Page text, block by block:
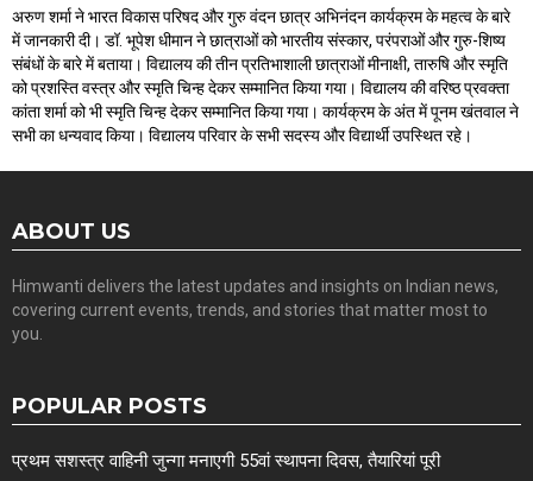
अरुण शर्मा ने भारत विकास परिषद और गुरु वंदन छात्र अभिनंदन कार्यक्रम के महत्व के बारे
में जानकारी दी। डॉ. भूपेश धीमान ने छात्राओं को भारतीय संस्कार, परंपराओं और गुरु-शिष्य
संबंधों के बारे में बताया। विद्यालय की तीन प्रतिभाशाली छात्राओं मीनाक्षी, तारुषि और स्मृति
को प्रशस्ति वस्त्र और स्मृति चिन्ह देकर सम्मानित किया गया। विद्यालय की वरिष्ठ प्रवक्ता
कांता शर्मा को भी स्मृति चिन्ह देकर सम्मानित किया गया। कार्यक्रम के अंत में पूनम खंतवाल ने
सभी का धन्यवाद किया। विद्यालय परिवार के सभी सदस्य और विद्यार्थी उपस्थित रहे।
ABOUT US
Himwanti delivers the latest updates and insights on Indian news,
covering current events, trends, and stories that matter most to
you.
POPULAR POSTS
प्रथम सशस्त्र वाहिनी जुन्गा मनाएगी 55वां स्थापना दिवस, तैयारियां पूरी